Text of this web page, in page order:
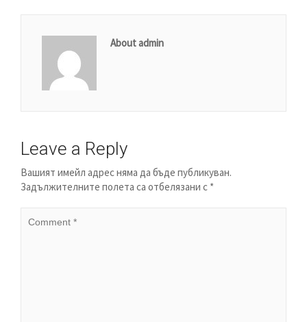
About admin
Leave a Reply
Вашият имейл адрес няма да бъде публикуван.
Задължителните полета са отбелязани с *